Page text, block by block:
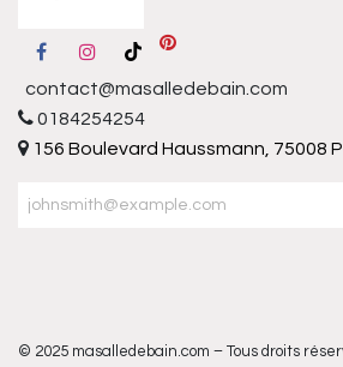
contact@masalledebain.com
0184254254
156 Boulevard Haussmann, 75008
© 2025 masalledebain.com – Tous droits